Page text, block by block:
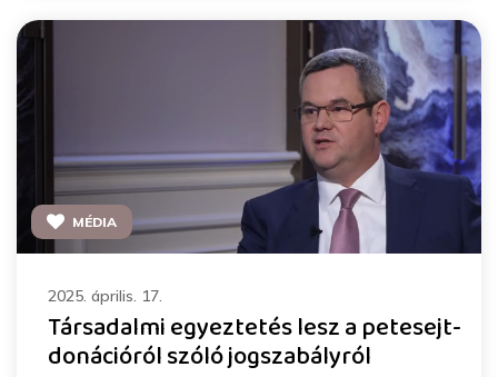
MÉDIA
2025. április. 17.
Társadalmi egyeztetés lesz a petesejt-
donációról szóló jogszabályról